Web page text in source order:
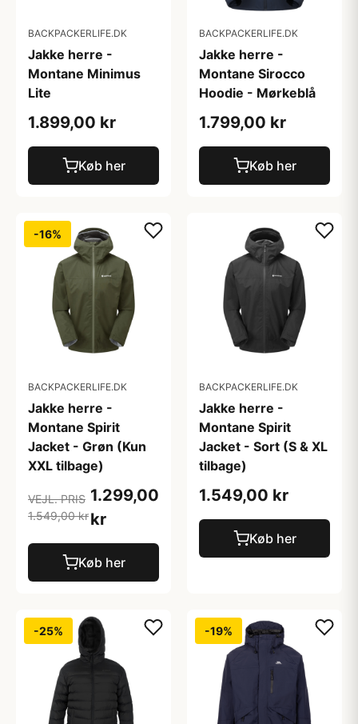
BACKPACKERLIFE.DK
Jakke herre -
Montane Minimus
Lite
1.899,00 kr
Køb her
BACKPACKERLIFE.DK
Jakke herre -
Montane Sirocco
Hoodie - Mørkeblå
1.799,00 kr
Køb her
-16%
BACKPACKERLIFE.DK
Jakke herre -
Montane Spirit
Jacket - Grøn (Kun
XXL tilbage)
VEJL. PRIS
1.549,00 kr
1.299,00
kr
Køb her
BACKPACKERLIFE.DK
Jakke herre -
Montane Spirit
Jacket - Sort (S & XL
tilbage)
1.549,00 kr
Køb her
-25% -19%